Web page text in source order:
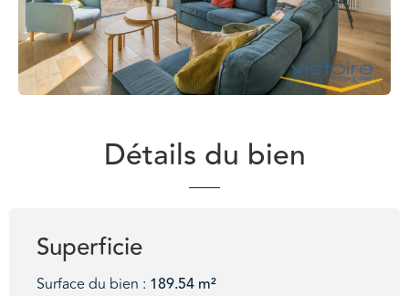
Détails du bien
Superficie
Surface du bien : 189.54 m²